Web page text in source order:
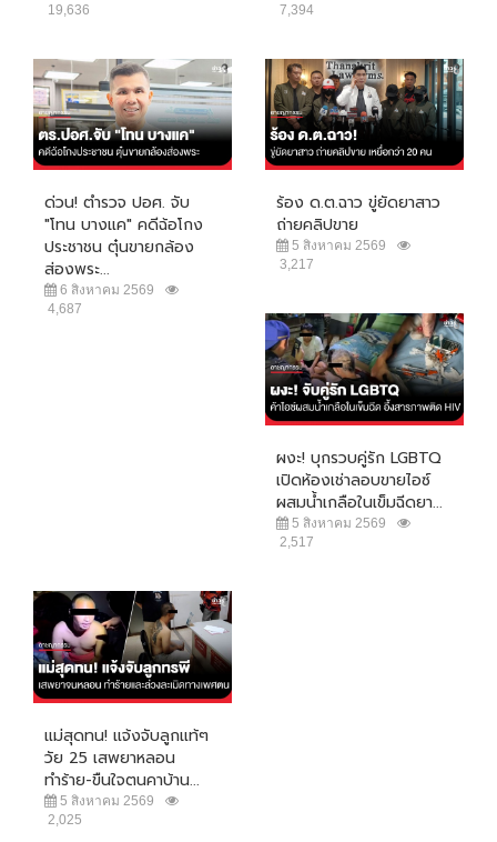
19,636
7,394
ด่วน! ตำรวจ ปอศ. จับ
"โทน บางแค" คดีฉ้อโกง
ประชาชน ตุ๋นขายกล้อง
ส่องพระ...
6 สิงหาคม 2569
4,687
ร้อง ด.ต.ฉาว ขู่ยัดยาสาว
ถ่ายคลิปขาย
5 สิงหาคม 2569
3,217
ผงะ! บุกรวบคู่รัก LGBTQ
เปิดห้องเช่าลอบขายไอซ์
ผสมน้ำเกลือในเข็มฉีดยา...
5 สิงหาคม 2569
2,517
แม่สุดทน! แจ้งจับลูกแท้ๆ
วัย 25 เสพยาหลอน
ทำร้าย-ขืนใจตนคาบ้าน...
5 สิงหาคม 2569
2,025